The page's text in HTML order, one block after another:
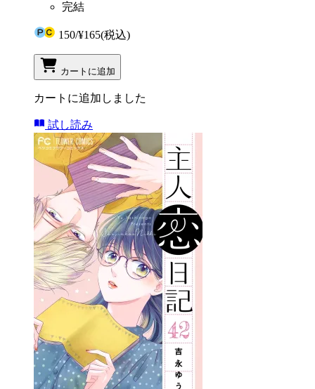
完結
150/¥165(税込)
カートに追加
カートに追加しました
試し読み